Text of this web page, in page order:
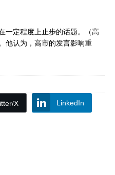
一定程度上止步的话题。（高
他认为，高市的发言影响重
X LinkedIn